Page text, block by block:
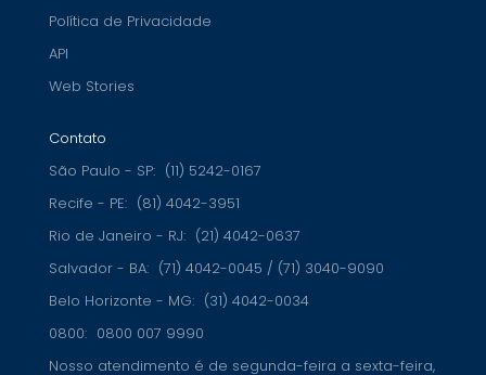
Política de Privacidade
API
Web Stories
Contato
São Paulo - SP: (11) 5242-0167
Recife - PE: (81) 4042-3951
Rio de Janeiro - RJ: (21) 4042-0637
Salvador - BA: (71) 4042-0045 / (71) 3040-9090
Belo Horizonte - MG: (31) 4042-0034
0800: 0800 007 9990
Nosso atendimento é de segunda-feira a sexta-feira,